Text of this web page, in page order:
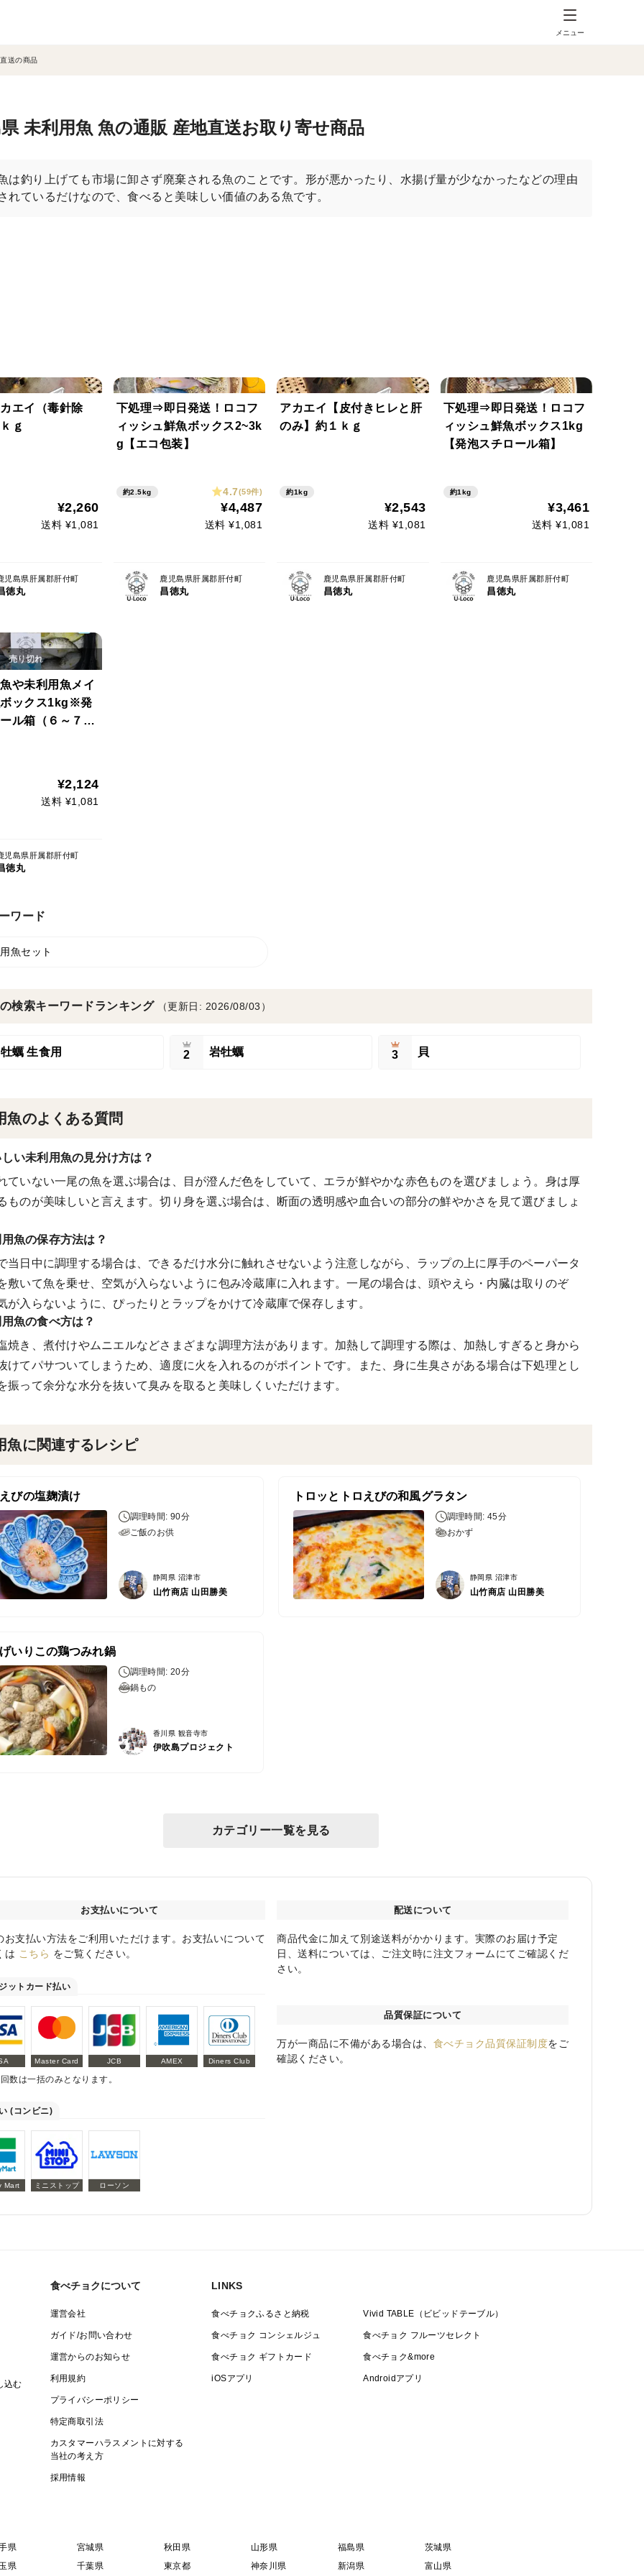
メニュー
送の商品
未利用魚 魚の通販 産地直送お取り寄せ商品
は釣り上げても市場に卸さず廃棄される魚のことです。形が悪かったり、水揚げ量が少なかったなどの理由
れているだけなので、食べると美味しい価値のある魚です。
エイ（毒針除
ｇ
¥2,260
送料 ¥1,081
児島県肝属郡肝付町
徳丸
下処理⇒即日発送！ロコフ
ィッシュ鮮魚ボックス2~3k
g【エコ包装】
約2.5kg 4.7(59件)
¥4,487
送料 ¥1,081
鹿児島県肝属郡肝付町
昌徳丸
アカエイ【皮付きヒレと肝
のみ】約１ｋｇ
約1kg
¥2,543
送料 ¥1,081
鹿児島県肝属郡肝付町
昌徳丸
下処理⇒即日発送！ロコフ
ィッシュ鮮魚ボックス1kg
【発泡スチロール箱】
約1kg
¥3,461
送料 ¥1,081
鹿児島県肝属郡肝付町
昌徳丸
や未利用魚メイ
ックス1kg※発
ル箱（６～７月
¥2,124
送料 ¥1,081
児島県肝属郡肝付町
徳丸
ワード
魚セット
検索キーワードランキング （更新日: 2026/08/03）
牡蠣 生食用 2 岩牡蠣 3 貝
魚のよくある質問
い未利用魚の見分け方は？
ていない一尾の魚を選ぶ場合は、目が澄んだ色をしていて、エラが鮮やかな赤色ものを選びましょう。身は厚
ものが美味しいと言えます。切り身を選ぶ場合は、断面の透明感や血合いの部分の鮮やかさを見て選びましょ
魚の保存方法は？
当日中に調理する場合は、できるだけ水分に触れさせないよう注意しながら、ラップの上に厚手のペーパータ
敷いて魚を乗せ、空気が入らないように包み冷蔵庫に入れます。一尾の場合は、頭やえら・内臓は取りのぞ
が入らないように、ぴったりとラップをかけて冷蔵庫で保存します。
魚の食べ方は？
焼き、煮付けやムニエルなどさまざまな調理方法があります。加熱して調理する際は、加熱しすぎると身から
けてパサついてしまうため、適度に火を入れるのがポイントです。また、身に生臭さがある場合は下処理とし
振って余分な水分を抜いて臭みを取ると美味しくいただけます。
魚に関連するレシピ
びの塩麹漬け
調理時間: 90分
ご飯のお供
静岡県 沼津市
山竹商店 山田勝美
トロッとトロえびの和風グラタン
調理時間: 45分
おかず
静岡県 沼津市
山竹商店 山田勝美
いりこの鶏つみれ鍋
調理時間: 20分
鍋もの
香川県 観音寺市
伊吹島プロジェクト
カテゴリー一覧を見る
お支払いについて
お支払い方法をご利用いただけます。お支払いについて
は こちら をご覧ください。
ットカード払い
Master Card JCB AMEX Diners Club
数は一括のみとなります。
(コンビニ)
Mart ミニストップ ローソン
配送について
商品代金に加えて別途送料がかかります。実際のお届け予定
日、送料については、ご注文時に注文フォームにてご確認くだ
さい。
品質保証について
万が一商品に不備がある場合は、 食べチョク品質保証制度をご
確認ください。
込む
食べチョクについて
運営会社
ガイド/お問い合わせ
運営からのお知らせ
利用規約
プライバシーポリシー
特定商取引法
カスタマーハラスメントに対する
当社の考え方
採用情報
LINKS
食べチョクふるさと納税 Vivid TABLE（ビビッドテーブル）
食べチョク コンシェルジュ 食べチョク フルーツセレクト
食べチョク ギフトカード 食べチョク&more
iOSアプリ Androidアプリ
県 宮城県 秋田県 山形県 福島県
茨城県
県
千葉県 東京都 神奈川県 新潟県 富山県